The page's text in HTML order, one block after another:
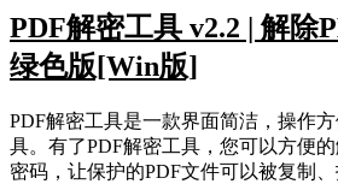
PDF解密工具 v2.2 | 解除
绿色版[Win版]
PDF解密工具是一款界面简洁，操作
具。有了PDF解密工具，您可以方便
密码，让保护的PDF文件可以被复制